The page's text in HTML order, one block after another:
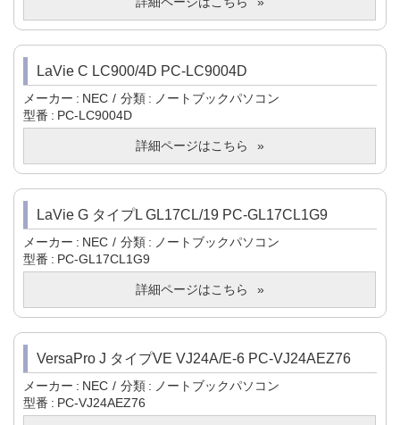
LaVie C LC900/4D PC-LC9004D
メーカー NEC 分類
ノートブックパソコン
型番
PC-LC9004D
詳細ページはこちら
LaVie G タイプL GL17CL/19 PC-GL17CL1G9
メーカー NEC 分類
ノートブックパソコン
型番
PC-GL17CL1G9
詳細ページはこちら
VersaPro J タイプVE VJ24A/E-6 PC-VJ24AEZ76
メーカー NEC 分類
ノートブックパソコン
型番
PC-VJ24AEZ76